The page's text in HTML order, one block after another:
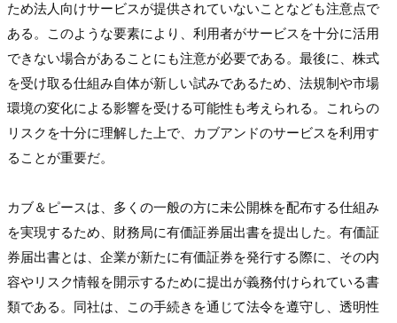
ため法人向けサービスが提供されていないことなども注意点で
ある。このような要素により、利用者がサービスを十分に活用
できない場合があることにも注意が必要である。最後に、株式
を受け取る仕組み自体が新しい試みであるため、法規制や市場
環境の変化による影響を受ける可能性も考えられる。これらの
リスクを十分に理解した上で、カブアンドのサービスを利用す
ることが重要だ。
カブ＆ピースは、多くの一般の方に未公開株を配布する仕組み
を実現するため、財務局に有価証券届出書を提出した。有価証
券届出書とは、企業が新たに有価証券を発行する際に、その内
容やリスク情報を開示するために提出が義務付けられている書
類である。同社は、この手続きを通じて法令を遵守し、透明性